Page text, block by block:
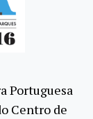
Portuguesa
Centro de